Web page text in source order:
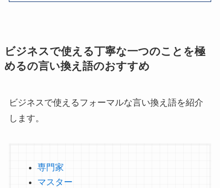
ビジネスで使える丁寧な一つのことを極
めるの言い換え語のおすすめ
ビジネスで使えるフォーマルな言い換え語を紹介
します。
専門家
マスター